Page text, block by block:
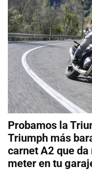
Probamos la
Triumph más
carnet A2 que
meter en tu